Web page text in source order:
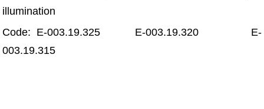
illumination
Code: E-003.19.325 E-003.19.320 E-
003.19.315